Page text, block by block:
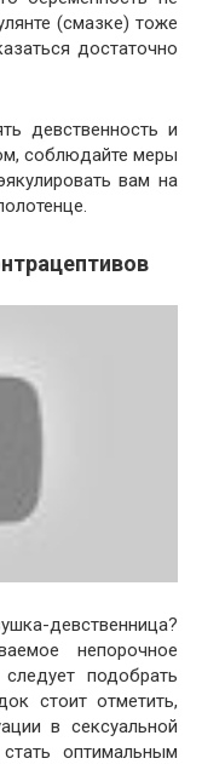
(смазке) тоже
достаточно
девственность и
соблюдайте меры
вам на
девственница?
непорочное
подобрать
стоит отметить,
в сексуальной
оптимальным